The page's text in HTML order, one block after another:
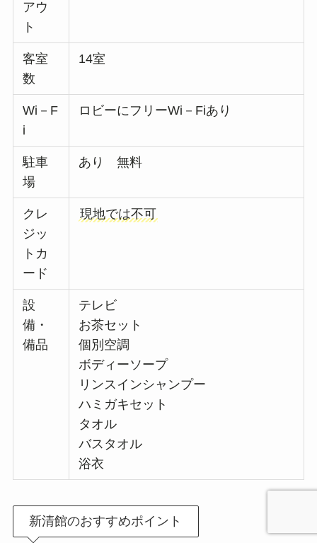
アウ
ト
客室
数
14室
Wi－F
i
ロビーにフリーWi－Fiあり
駐車
場
あり 無料
クレ
ジッ
トカ
ード
現地では不可
設
備・
備品
テレビ
お茶セット
個別空調
ボディーソープ
リンスインシャンプー
ハミガキセット
タオル
バスタオル
浴衣
新清館のおすすめポイント